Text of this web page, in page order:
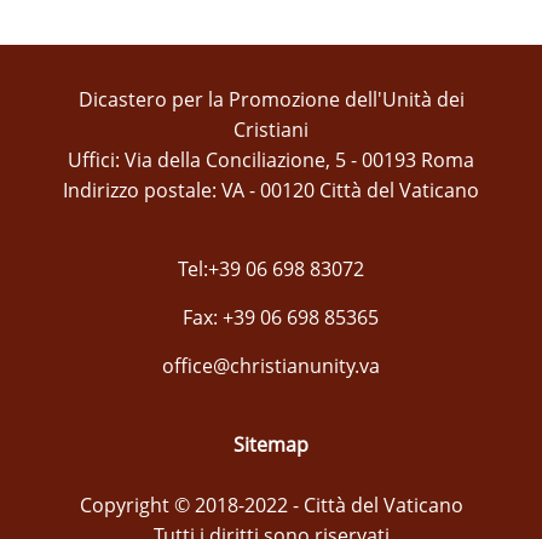
Dicastero per la Promozione dell'Unità dei
Cristiani
Uffici: Via della Conciliazione, 5 - 00193 Roma
Indirizzo postale: VA - 00120 Città del Vaticano
Tel:+39 06 698 83072
Fax: +39 06 698 85365
office@christianunity.va
Sitemap
Copyright © 2018-2022 - Città del Vaticano